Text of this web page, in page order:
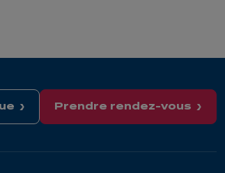
Prendre rendez-vous